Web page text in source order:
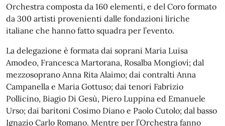
Orchestra composta da 160 elementi, e del Coro formato
da 300 artisti provenienti dalle fondazioni liriche
italiane che hanno fatto squadra per l’evento.
La delegazione è formata dai soprani Maria Luisa
Amodeo, Francesca Martorana, Rosalba Mongiovì; dal
mezzosoprano Anna Rita Alaimo; dai contralti Anna
Campanella e Maria Gottuso; dai tenori Fabrizio
Pollicino, Biagio Di Gesù, Piero Luppina ed Emanuele
Urso; dai baritoni Cosimo Diano e Paolo Cutolo; dal basso
Ignazio Carlo Romano. Mentre per l’Orchestra fanno